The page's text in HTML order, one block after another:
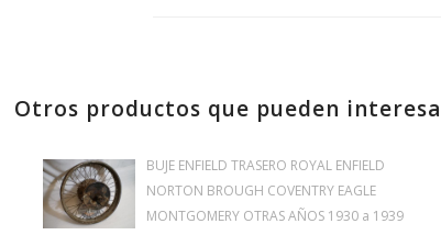
Otros productos que pueden
BUJE ENFIELD TRASERO ROYAL ENFIELD
NORTON BROUGH COVENTRY EAGLE
MONTGOMERY OTRAS AÑOS 1930 a 1939